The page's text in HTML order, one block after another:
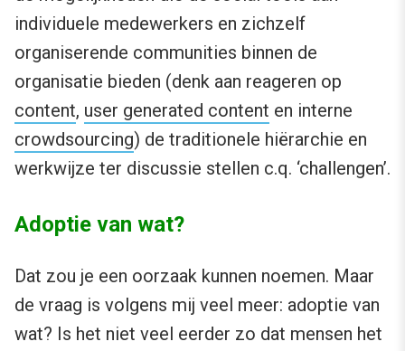
individuele medewerkers en zichzelf
organiserende communities binnen de
organisatie bieden (denk aan reageren op
content, user generated content en interne
crowdsourcing) de traditionele hiërarchie en
werkwijze ter discussie stellen c.q. ‘challengen’.
Adoptie van wat?
Dat zou je een oorzaak kunnen noemen. Maar
de vraag is volgens mij veel meer: adoptie van
wat? Is het niet veel eerder zo dat mensen het